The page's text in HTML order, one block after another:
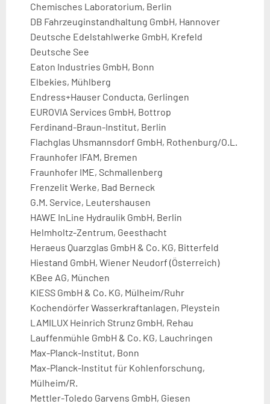
Chemisches Laboratorium, Berlin
DB Fahrzeuginstandhaltung GmbH, Hannover
Deutsche Edelstahlwerke GmbH, Krefeld
Deutsche See
Eaton Industries GmbH, Bonn
Elbekies, Mühlberg
Endress+Hauser Conducta, Gerlingen
EUROVIA Services GmbH, Bottrop
Ferdinand-Braun-Institut, Berlin
Flachglas Uhsmannsdorf GmbH, Rothenburg/O.L.
Fraunhofer IFAM, Bremen
Fraunhofer IME, Schmallenberg
Frenzelit Werke, Bad Berneck
G.M. Service, Leutershausen
HAWE InLine Hydraulik GmbH, Berlin
Helmholtz-Zentrum, Geesthacht
Heraeus Quarzglas GmbH & Co. KG, Bitterfeld
Hiestand GmbH, Wiener Neudorf (Österreich)
KBee AG, München
KIESS GmbH & Co. KG, Mülheim/Ruhr
Kochendörfer Wasserkraftanlagen, Pleystein
LAMILUX Heinrich Strunz GmbH, Rehau
Lauffenmühle GmbH & Co. KG, Lauchringen
Max-Planck-Institut, Bonn
Max-Planck-Institut für Kohlenforschung,
Mülheim/R.
Mettler-Toledo Garvens GmbH, Giesen